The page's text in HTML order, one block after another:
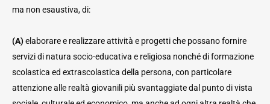
ma non esaustiva, di:
(A)elaborare e realizzare attività e progetti che possano fornire
servizi di natura socio-educativa e religiosa nonché di formazione
scolastica ed extrascolastica della persona, con particolare
attenzione alle realtà giovanili più svantaggiate dal punto di vista